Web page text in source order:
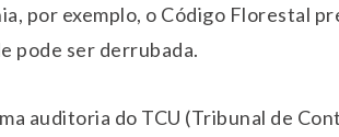
por exemplo, o Código Florestal
pode ser derrubada.
auditoria do TCU (Tribunal de